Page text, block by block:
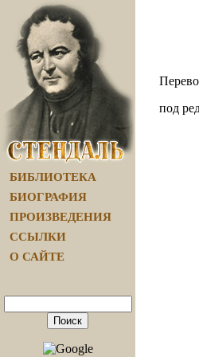
БИБЛИОТЕКА
БИОГРАФИЯ
ПРОИЗВЕДЕНИЯ
ССЫЛКИ
О САЙТЕ
под